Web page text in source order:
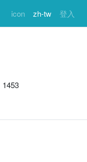
icon zh-tw 登入
1453